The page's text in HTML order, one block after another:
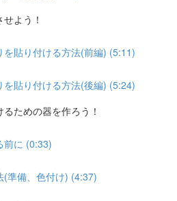
よう！
を貼り付ける方法(前編) (5:11)
を貼り付ける方法(後編) (5:24)
ための器を作ろう！
前に (0:33)
(準備、色付け) (4:37)